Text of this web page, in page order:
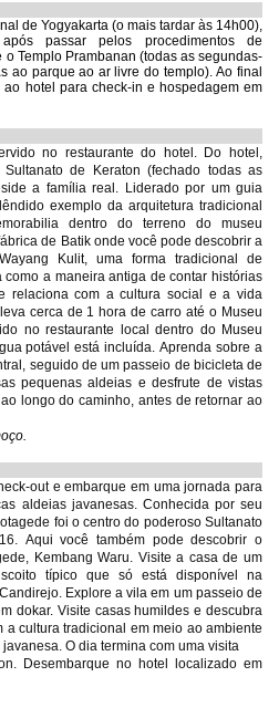
de Yogyakarta (o mais tardar às 14h00),
passar pelos procedimentos de
Templo Prambanan (todas as segundas-
ao parque ao ar livre do templo). Ao final
hotel para check-in e hospedagem em
no restaurante do hotel. Do hotel,
de Keraton (fechado todas as
a família real. Liderado por um guia
exemplo da arquitetura tradicional
dentro do terreno do museu
de Batik onde você pode descobrir a
Kulit, uma forma tradicional de
a maneira antiga de contar histórias
relaciona com a cultura social e a vida
cerca de 1 hora de carro até o Museu
no restaurante local dentro do Museu
potável está incluída. Aprenda sobre a
seguido de um passeio de bicicleta de
pequenas aldeias e desfrute de vistas
longo do caminho, antes de retornar ao
out e embarque em uma jornada para
aldeias javanesas. Conhecida por seu
foi o centro do poderoso Sultanato
Aqui você também pode descobrir o
Kembang Waru. Visite a casa de um
típico que só está disponível na
Explore a vila em um passeio de
dokar. Visite casas humildes e descubra
a cultura tradicional em meio ao ambiente
O dia termina com uma visita
Desembarque no hotel localizado em